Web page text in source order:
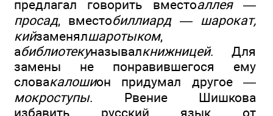
предлагал говорить вместоаллея —
просад, вместобиллиард — шарокат,
кийзаменялшаротыком,
абиблиотекуназывалкнижницей. Для
замены не понравившегося ему
словакалошион придумал другое —
мокроступы. Рвение Шишкова
избавить русский язык от